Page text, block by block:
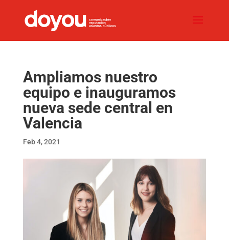
Ampliamos nuestro
equipo e inauguramos
nueva sede central en
Valencia
Feb 4, 2021